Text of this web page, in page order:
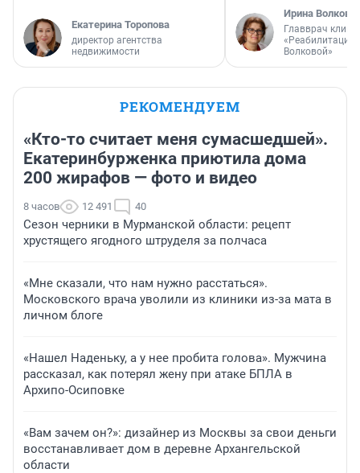
Екатерина Торопова
директор агентства
недвижимости
Ирина Волкова
Главврач
«Реабилитация
Волковой»
РЕКОМЕНДУЕМ
«Кто-то считает меня сумасшедшей».
Екатеринбурженка приютила дома
200 жирафов — фото и видео
8 часов 12 491 40
Сезон черники в Мурманской области: рецепт
хрустящего ягодного штруделя за полчаса
«Мне сказали, что нам нужно расстаться».
Московского врача уволили из клиники из-за мата в
личном блоге
«Нашел Наденьку, а у нее пробита голова». Мужчина
рассказал, как потерял жену при атаке БПЛА в
Архипо-Осиповке
«Вам зачем он?»: дизайнер из Москвы за свои деньги
восстанавливает дом в деревне Архангельской
области